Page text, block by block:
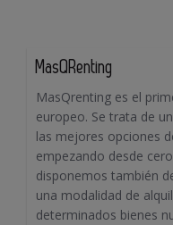
MasQRenting
MasQrenting es el
europeo. Se trata de
las mejores opciones
empezando desde
disponemos también
una modalidad de
determinados bienes